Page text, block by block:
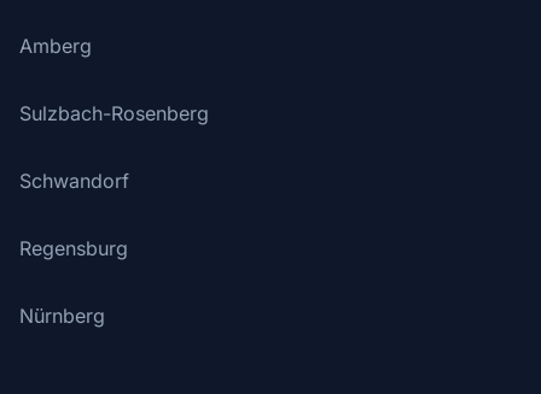
Amberg
Sulzbach-Rosenberg
Schwandorf
Regensburg
Nürnberg